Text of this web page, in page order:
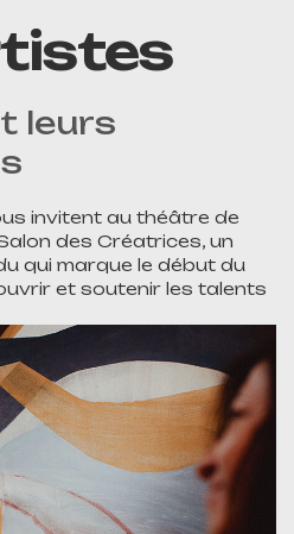
leurs
invitent au théâtre de
des Créatrices, un
qui marque le début du
et soutenir les talents